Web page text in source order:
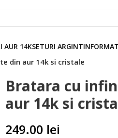
AUR 14KSETURI ARGINT
din aur 14k si cristale
Bratara cu
aur 14k si
249.00 lei